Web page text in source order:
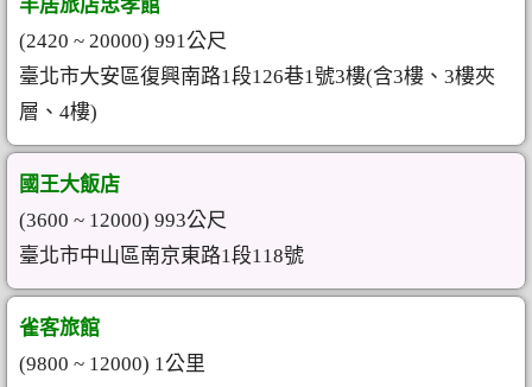
丰居旅店忠孝館
(2420 ~ 20000) 991公尺
臺北市大安區復興南路1段126巷1號3樓(含3樓、3樓夾
層、4樓)
國王大飯店
(3600 ~ 12000) 993公尺
臺北市中山區南京東路1段118號
雀客旅館
(9800 ~ 12000) 1公里